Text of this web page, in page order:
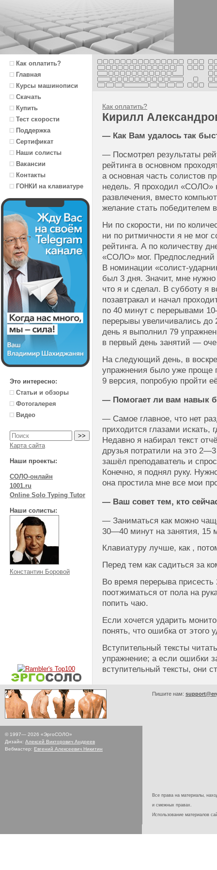
Как оплатить?
Главная
Курсы машинописи
Скачать
Купить
Тест скорости
Поддержка
Сертификат
Наши солисты
Вакансии
Контакты
ГОНКИ на клавиатуре
Это интересно:
Статьи и обзоры
Фотогалерея
Видео
Карта сайта
Наши проекты:
СОЛО-онлайн
1001.ru
Online Solo Typing Tutor
Наши солисты:
Константин Боровой
Как оплатить?
Кирилл
— Как Вам удалось так
— Посмотрел результаты
рейтинга в основном
а основная часть солистов
недель. Я проходил «СОЛО»
развлечения, вместо
желание стать победителем
Ни по скорости, ни по
ни по ритмичности я не мог
рейтинга. А по количеству
«СОЛО» мог.
В номинации «солист-
был 3 дня. Значит, мне
что я и сделал. В субботу я
позавтракал и начал
по 40 минут с перерывами
перерывы увеличивались до
день я выполнил 79
в первый день занятий —
На следующий день, в
упражнения было уже проще
9 версия, попробую пройти
— Помогает ли вам навык
— Самое главное, что нет
приходится глазами искать,
Недавно я набирал текст
друзья потратили на это 2—3
зашёл преподаватель и
Конечно, я поднял руку.
она простила мне все мои
— Ваш совет тем, кто
— Заниматься как можно
30—40 минут на занятия, 15
Клавиатуру лучше, как ,
Перед тем как садиться за
Во время перерыва присесть
поотжиматься от пола на
попить чаю.
Если хочется ударить
понять, что ошибка от этого
Вступительный тексты
упражнение; а если ошибки
вступительный тексты, они
© 1997— 2026 «ЭргоСОЛО»
Дизайн: Алексей Викторович Андреев
Вебмастер: Евгений Алексеевич Никитин
Пишите нам:
Все права на материалы,
и смежных правах.
Использование материалов